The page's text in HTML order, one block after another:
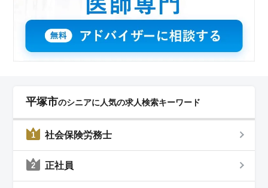
平塚市のシニアに人気の求人検索キーワード
1 社会保険労務士
2 正社員